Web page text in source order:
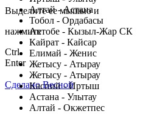
Алтай - Астана
Тобол - Ордабасы
Актобе - Кызыл-Жар СК
Кайрат - Кайсар
Елимай - Женис
Жетысу - Атырау
Жетысу - Атырау
Каспий - Иртыш
Астана - Улытау
Алтай - Окжетпес
Выделите ее мышью и
нажмите
Ctrl
Enter
Сделано Весной